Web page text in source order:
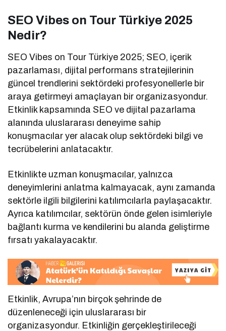
SEO Vibes on Tour Türkiye 2025
Nedir?
SEO Vibes on Tour Türkiye 2025; SEO, içerik
pazarlaması, dijital performans stratejilerinin
güncel trendlerini sektördeki profesyonellerle bir
araya getirmeyi amaçlayan bir organizasyondur.
Etkinlik kapsamında SEO ve dijital pazarlama
alanında uluslararası deneyime sahip
konuşmacılar yer alacak olup sektördeki bilgi ve
tecrübelerini anlatacaktır.
Etkinlikte uzman konuşmacılar, yalnızca
deneyimlerini anlatma kalmayacak, aynı zamanda
sektörle ilgili bilgilerini katılımcılarla paylaşacaktır.
Ayrıca katılımcılar, sektörün önde gelen isimleriyle
bağlantı kurma ve kendilerini bu alanda geliştirme
fırsatı yakalayacaktır.
Etkinlik, Avrupa’nın birçok şehrinde de
düzenleneceği için uluslararası bir
organizasyondur. Etkinliğin gerçekleştirileceği